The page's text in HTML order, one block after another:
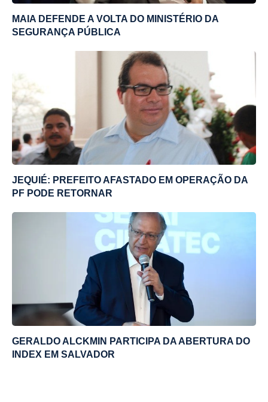
MAIA DEFENDE A VOLTA DO MINISTÉRIO DA
SEGURANÇA PÚBLICA
JEQUIÉ: PREFEITO AFASTADO EM OPERAÇÃO DA
PF PODE RETORNAR
GERALDO ALCKMIN PARTICIPA DA ABERTURA DO
INDEX EM SALVADOR